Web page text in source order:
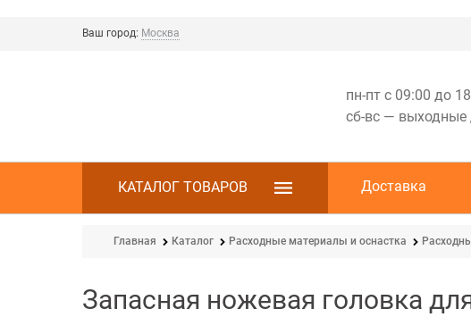
Ваш город: Москва
пн-пт с 09:00 до
сб-вс — выходные
КАТАЛОГ ТОВАРОВ Доставка
Главная Каталог Расходные материалы и оснастка
Запасная ножевая головка